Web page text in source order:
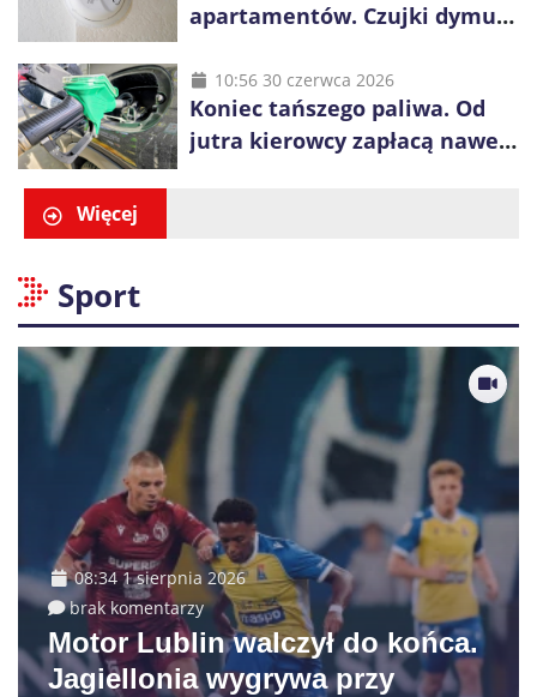
apartamentów. Czujki dymu
10:56 30 czerwca 2026
Koniec tańszego paliwa. Od
jutra kierowcy zapłacą nawet
Więcej
Sport
08:34 1 sierpnia 2026
brak komentarzy
Motor Lublin walczył do końca.
Jagiellonia wygrywa przy